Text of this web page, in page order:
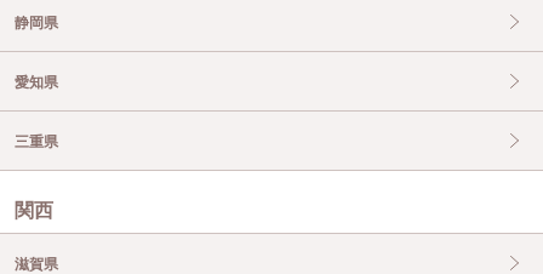
静岡県
愛知県
三重県
関西
滋賀県